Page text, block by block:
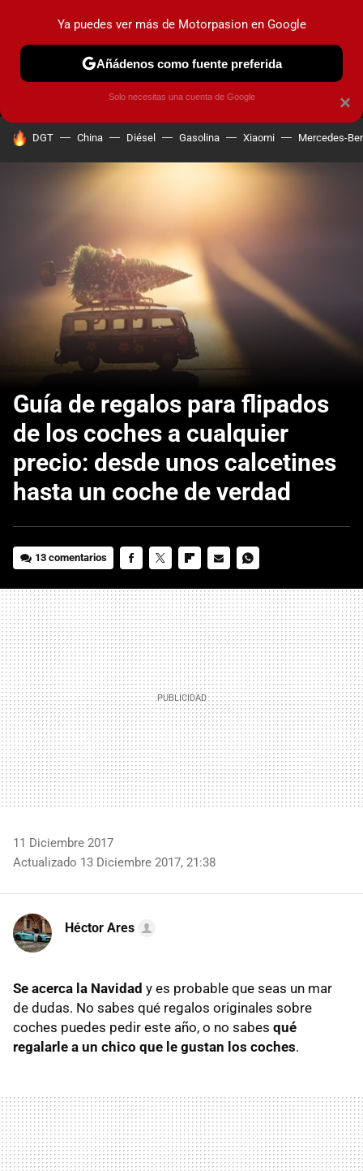
MENÚ NUEVO
COCHES ELÉCTRICOS OBSERVATORIO
HOY SE HABLA DE
DGT China Diésel Gasolina Xiaomi Mercedes-
Guía de regalos para flipados
de los coches a cualquier
precio: desde unos calcetines
hasta un coche de verdad
13 comentarios
MAIL
11 Diciembre 2017
Actualizado 13 Diciembre 2017, 21:38
Héctor Ares
Se acerca la Navidad y es probable que seas un mar
de dudas. No sabes qué regalos originales sobre
coches puedes pedir este año, o no sabes qué
regalarle a un chico que le gustan los coches.
×
Ya puedes ver más de Motorpasion en Google
Añádenos como fuente preferida
Solo necesitas una cuenta de Google